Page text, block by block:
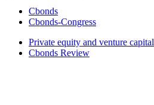
Cbonds
Cbonds-Congress
Private equity and venture capital
Cbonds Review